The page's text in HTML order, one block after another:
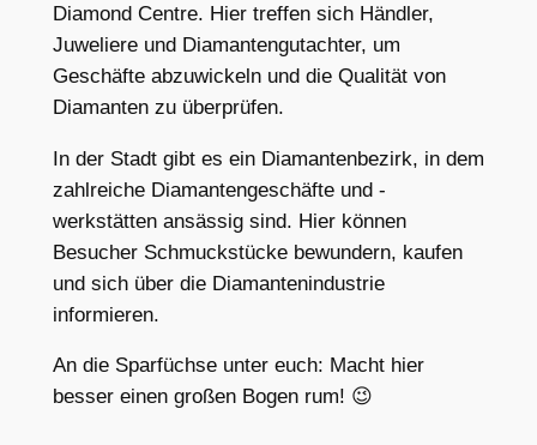
Diamond Centre. Hier treffen sich Händler,
Juweliere und Diamantengutachter, um
Geschäfte abzuwickeln und die Qualität von
Diamanten zu überprüfen.
In der Stadt gibt es ein Diamantenbezirk, in dem
zahlreiche Diamantengeschäfte und -
werkstätten ansässig sind. Hier können
Besucher Schmuckstücke bewundern, kaufen
und sich über die Diamantenindustrie
informieren.
An die Sparfüchse unter euch: Macht hier
besser einen großen Bogen rum! 😉